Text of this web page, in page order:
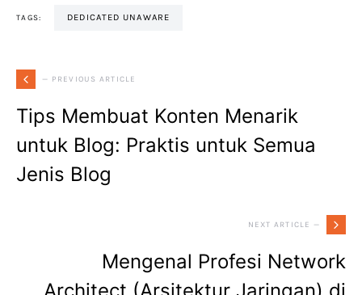
TAGS: DEDICATED UNAWARE
— PREVIOUS ARTICLE
Tips Membuat Konten Menarik
untuk Blog: Praktis untuk Semua
Jenis Blog
NEXT ARTICLE —
Mengenal Profesi Network